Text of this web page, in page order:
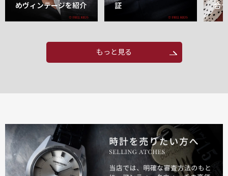
めヴィンテージを紹介
証
合
もっと見る